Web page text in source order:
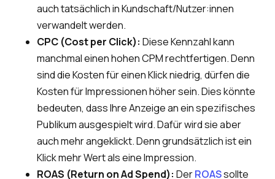
auch tatsächlich in Kundschaft/Nutzer:innen
verwandelt werden.
CPC (Cost per Click): Diese Kennzahl kann
manchmal einen hohen CPM rechtfertigen. Denn
sind die Kosten für einen Klick niedrig, dürfen die
Kosten für Impressionen höher sein. Dies könnte
bedeuten, dass Ihre Anzeige an ein spezifisches
Publikum ausgespielt wird. Dafür wird sie aber
auch mehr angeklickt. Denn grundsätzlich ist ein
Klick mehr Wert als eine Impression.
ROAS (Return on Ad Spend): DerROASsollte